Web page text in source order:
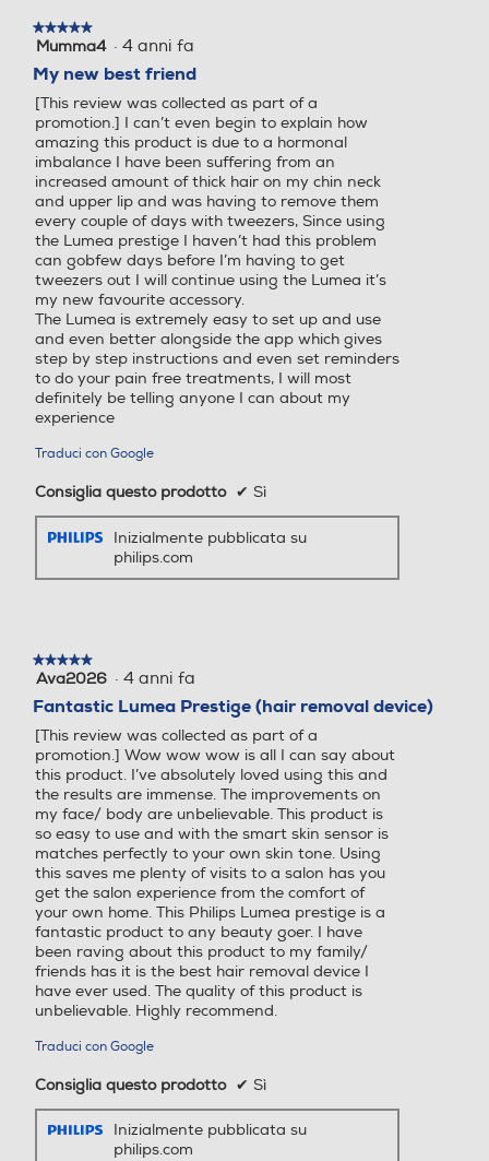
inferiore delle gambe, zona bikini, ascelle e viso. La vita utile della lampada
non estende la garanzia internazionale di 2+3 anni di Philips.
* Seguendo il programma di trattamento. Test valutato sulle gambe. I risultati
individuali possono variare.
* A partire da 3 trattamenti. Riduzione media dei peli dopo 18 mesi: 86% per
la parte inferiore delle gambe
Epilatore a luce pulsata - Full body - 5 impulsi - 5
impostazioni di intensità - Sensore del tono della pelle in
grado di misurare il tono delle pelle trattata all'inizio di
ogni sessione e di tanto in tanto durante la sessione
stessa. Se viene rilevato un tono della pelle troppo scuro
per questo prodotto, l'emissione di impulsi viene interrotta
- Con testina viso - Alimentazione a rete
tono della pelle troppo scur
o per questo prodotto, l'emi
ssione di impulsi viene inter
rotta.
Testina di rasatura Testina di rasatura
Testina viso Testina viso
Ricarica rapida
Indicatore stato batteria Indicatore stato batteria
pada
Tensione (V)
100-240 V
Tensione (V)
100 - 240 V
Altre funzioni Altre funzioni
★★★★★
★★★★★
5
5
stelle.
Mumma4 · 4 anni fa
My new best friend
[This review was collected as part of a
promotion.] I can’t even begin to explain how
amazing this product is due to a hormonal
imbalance I have been suffering from an
increased amount of thick hair on my chin neck
and upper lip and was having to remove them
every couple of days with tweezers, Since using
the Lumea prestige I haven’t had this problem
can gobfew days before I’m having to get
tweezers out I will continue using the Lumea it’s
my new favourite accessory.
The Lumea is extremely easy to set up and use
and even better alongside the app which gives
step by step instructions and even set reminders
to do your pain free treatments, I will most
definitely be telling anyone I can about my
experience
Traduci con Google
Consiglia questo prodotto ✔ Sì
Inizialmente pubblicata su
philips.com
★★★★★
★★★★★
5
5
stelle.
Ava2026 · 4 anni fa
Fantastic Lumea Prestige (hair removal device)
[This review was collected as part of a
promotion.] Wow wow wow is all I can say about
this product. I’ve absolutely loved using this and
the results are immense. The improvements on
my face/ body are unbelievable. This product is
so easy to use and with the smart skin sensor is
matches perfectly to your own skin tone. Using
this saves me plenty of visits to a salon has you
get the salon experience from the comfort of
your own home. This Philips Lumea prestige is a
fantastic product to any beauty goer. I have
been raving about this product to my family/
friends has it is the best hair removal device I
have ever used. The quality of this product is
unbelievable. Highly recommend.
Traduci con Google
Consiglia questo prodotto ✔ Sì
Inizialmente pubblicata su
philips.com